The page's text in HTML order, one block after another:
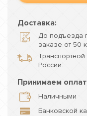
Доставка:
До подъезда
заказе от 50
России.
Принимаем
Наличными
Банковской